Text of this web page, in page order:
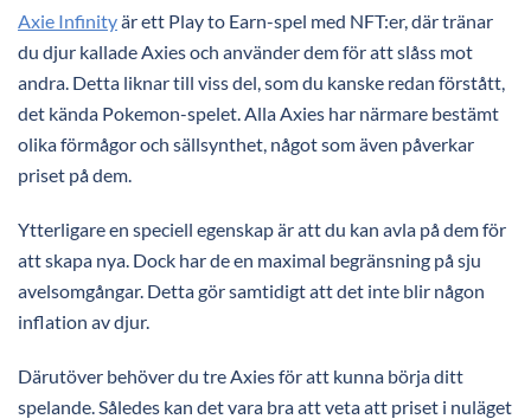
Axie Infinityär ett Play to Earn-spel med NFT:er, där tränar
du djur kallade Axies och använder dem för att slåss mot
andra. Detta liknar till viss del, som du kanske redan förstått,
det kända Pokemon-spelet. Alla Axies har närmare bestämt
olika förmågor och sällsynthet, något som även påverkar
priset på dem.
Ytterligare en speciell egenskap är att du kan avla på dem för
att skapa nya. Dock har de en maximal begränsning på sju
avelsomgångar. Detta gör samtidigt att det inte blir någon
inflation av djur.
Därutöver behöver du tre Axies för att kunna börja ditt
spelande. Således kan det vara bra att veta att priset i nuläget